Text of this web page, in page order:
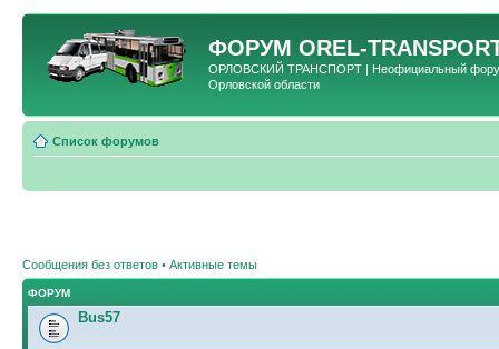
ФОРУМ OREL-
ОРЛОВСКИЙ ТРАНСПОРТ | Неофициальный форум
Орловской области
Список форумов
Сообщения без ответов • Активные темы
ФОРУМ
Bus57